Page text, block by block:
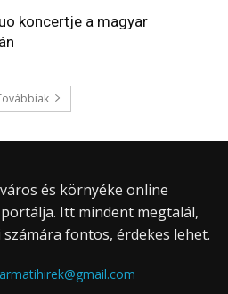
koncertje a magyar
és környéke online
Itt mindent megtalál,
fontos, érdekes lehet.